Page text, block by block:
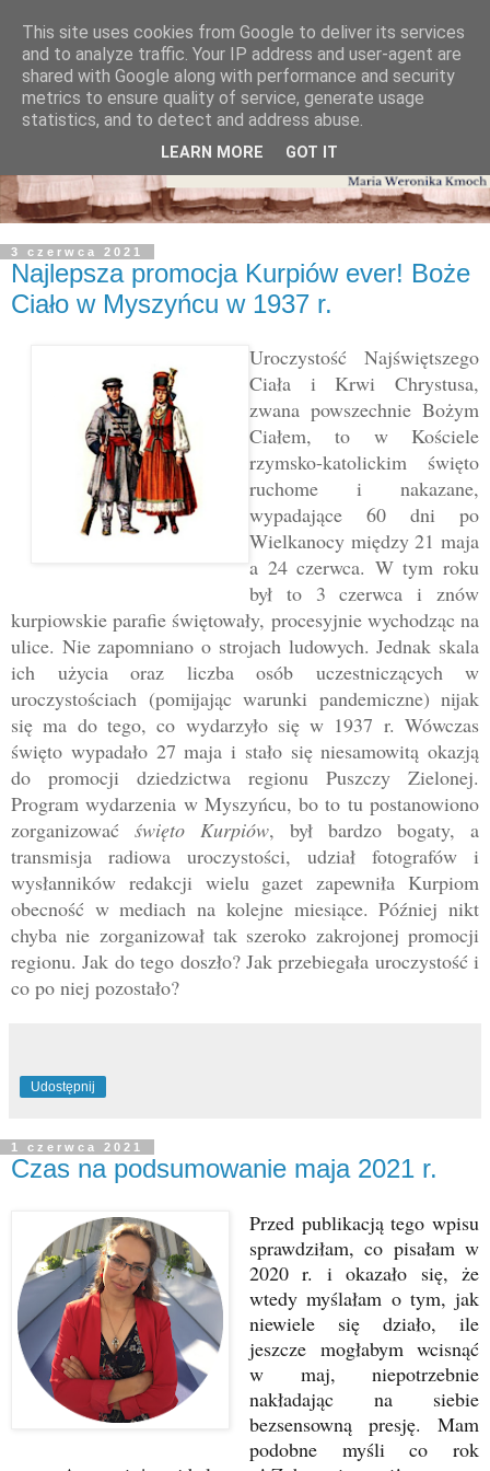
3 czerwca 2021
Najlepsza promocja Kurpiów ever! Boże
Ciało w Myszyńcu w 1937 r.
Uroczystość Najświętszego
Ciała i Krwi Chrystusa,
zwana powszechnie Bożym
Ciałem, to w Kościele
rzymsko-katolickim święto
ruchome i nakazane,
wypadające 60 dni po
Wielkanocy między 21 maja
a 24 czerwca. W tym roku
był to 3 czerwca i znów
kurpiowskie parafie świętowały, procesyjnie wychodząc na
ulice. Nie zapomniano o strojach ludowych. Jednak skala
ich użycia oraz liczba osób uczestniczących w
uroczystościach (pomijając warunki pandemiczne) nijak
się ma do tego, co wydarzyło się w 1937 r. Wówczas
święto wypadało 27 maja i stało się niesamowitą okazją
do promocji dziedzictwa regionu Puszczy Zielonej.
Program wydarzenia w Myszyńcu, bo to tu postanowiono
zorganizować święto Kurpiów, był bardzo bogaty, a
transmisja radiowa uroczystości, udział fotografów i
wysłanników redakcji wielu gazet zapewniła Kurpiom
obecność w mediach na kolejne miesiące. Później nikt
chyba nie zorganizował tak szeroko zakrojonej promocji
regionu. Jak do tego doszło? Jak przebiegała uroczystość i
co po niej pozostało?
Udostępnij
1 czerwca 2021
Czas na podsumowanie maja 2021 r.
Przed publikacją tego wpisu
sprawdziłam, co pisałam w
2020 r. i okazało się, że
wtedy myślałam o tym, jak
niewiele się działo, ile
jeszcze mogłabym wcisnąć
w maj, niepotrzebnie
nakładając na siebie
bezsensowną presję. Mam
podobne myśli co rok
This site uses cookies from Google to deliver its services
and to analyze traffic. Your IP address and user-agent are
shared with Google along with performance and security
metrics to ensure quality of service, generate usage
statistics, and to detect and address abuse.
LEARN MORE GOT IT